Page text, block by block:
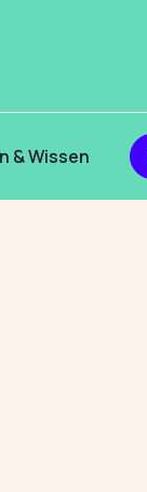
& Wissen